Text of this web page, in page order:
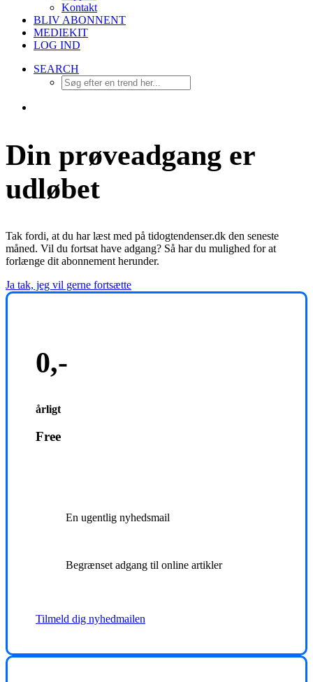
Kontakt
BLIV ABONNENT
MEDIEKIT
LOG IND
SEARCH
Din prøveadgang er
udløbet
Tak fordi, at du har læst med på tidogtendenser.dk den seneste
måned. Vil du fortsat have adgang? Så har du mulighed for at
forlænge dit abonnement herunder.
Ja tak, jeg vil gerne fortsætte
0,-
årligt
Free
En ugentlig nyhedsmail
Begrænset adgang til online artikler
Tilmeld dig nyhedmailen